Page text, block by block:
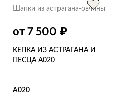
Шапки из астрагана-овчины
от 7 500 ₽
КЕПКА ИЗ АСТРАГАНА И
ПЕСЦА А020
А020